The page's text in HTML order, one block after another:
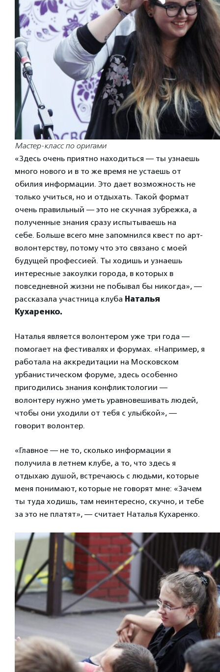
Мастер-класс по оригами
«Здесь очень приятно находиться — ты узнаешь
много нового и в то же время не устаешь от
обилия информации. Это дает возможность не
только учиться, но и отдыхать. Такой формат
очень правильный — это не скучная зубрежка, а
полученные знания сразу испытываешь на
себе. Больше всего мне запомнился квест по арт-
волонтерству, потому что это связано с моей
будущей профессией. Ты ходишь и узнаешь
интересные закоулки города, в которых в
повседневной жизни не побывал бы никогда», —
рассказала участница клуба Наталья
Кухаренко.
Наталья является волонтером уже три года —
помогает на фестивалях и форумах. «Например, я
работала на аккредитации на Московском
урбанистическом форуме, здесь особенно
пригодились знания конфликтологии —
волонтеру нужно уметь уравновешивать людей,
чтобы они уходили от тебя с улыбкой», —
говорит волонтер.
«Главное — не то, сколько информации я
получила в летнем клубе, а то, что здесь я
отдыхаю душой, встречаюсь с людьми, которые
меня понимают, которые не говорят мне: «Зачем
ты туда ходишь, там неинтересно, скучно, и тебе
за это не платят», — считает Наталья Кухаренко.